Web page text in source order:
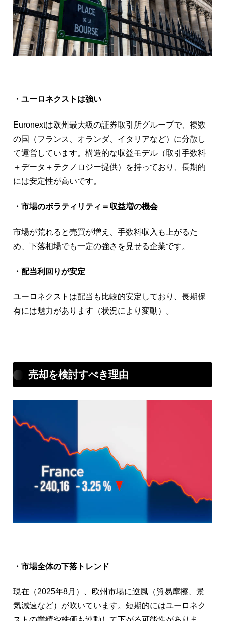
・ユーロネクストは強い
Euronextは欧州最大級の証券取引所グループで、複数
の国（フランス、オランダ、イタリアなど）に分散し
て運営しています。構造的な収益モデル（取引手数料
＋データ＋テクノロジー提供）を持っており、長期的
には安定性が高いです。
・市場のボラティリティ＝収益増の機会
市場が荒れると売買が増え、手数料収入も上がるた
め、下落相場でも一定の強さを見せる企業です。
・配当利回りが安定
ユーロネクストは配当も比較的安定しており、長期保
有には魅力があります（状況により変動）。
売却を検討すべき理由
・市場全体の下落トレンド
現在（2025年8月）、欧州市場に逆風（貿易摩擦、景
気減速など）が吹いています。短期的にはユーロネク